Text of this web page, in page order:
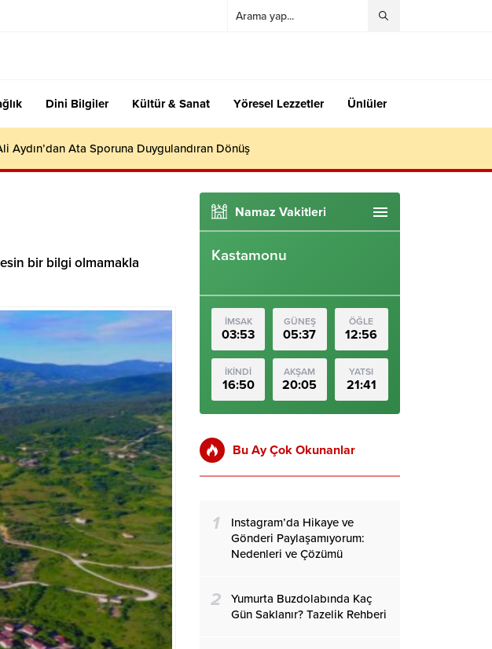
Dini Bilgiler Kültür & Sanat Yöresel Lezzetler Ünlüler
Aydın’dan Ata Sporuna Duygulandıran Dönüş
bir bilgi olmamakla
Namaz Vakitleri
Kastamonu
İMSAK
03:53
GÜNEŞ
05:37
ÖĞLE
12:56
İKİNDİ
16:50
AKŞAM
20:05
YATSI
21:41
Bu Ay Çok Okunanlar
1
Instagram’da Hikaye ve
Gönderi Paylaşamıyorum:
Nedenleri ve Çözümü
2
Yumurta Buzdolabında Kaç
Gün Saklanır? Tazelik Rehberi